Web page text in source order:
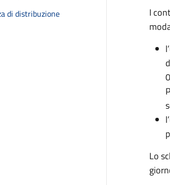
di distribuzione
I
Lo